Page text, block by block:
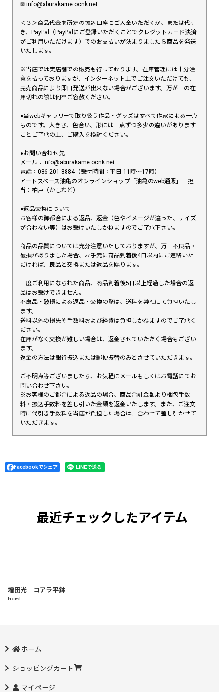
✉︎ info@aburakame.ocnk.net
＜３＞商品代金を所定の振込口座にご入金いただくか、または代引
き、PayPal（PayPalにご登録いただくことでクレジットカード決済
がご利用いただけます）でのお支払いが決まりましたら商品を発送
いたします。
※当店では実店舗での販売も行っております。在庫管理には十分注
意を払っておりますが、インターネット上でご注文いただけても、
完売商品により即日発送が出来ない場合がございます。万が一の在
庫切れの際は何卒ご容赦ください。
●当webギャラリーで取り扱う作品・グッズはすべて作家による一点
ものです。大きさ、色合い、形には一点ずつ多少の違いがあります
ことご了承の上、ご購入を検討ください。
●お問い合わせ先
メール：info@aburakame.ocnk.net
電話：086-201-8884（受付時間：平日 11時〜17時）
アートスペース油亀のオンラインショップ「油亀のweb通販」 担
当：柏戸（かしわど）
●返品交換について
お客様の御都合による返品、返金（色やイメージが違った、サイズ
が合わない等）はお受けいたしかねますのでご了承下さい。
商品の品質については充分注意いたしておりますが、万一不良品・
破損がありました場合、お手元に商品到着後4日以内にご連絡いた
だければ、良品と交換または返品を賜ります。
一度ご利用になられた商品、商品到着後5日以上経過した場合の返
品はお受けできません。
不良品・破損による返品・交換の際は、送料を弊社にて負担いたし
ます。
送料以外の損失や手数料および経費は負担しかねますのでご了承く
ださい。
在庫がなく交換が難しい場合は、返金させていただく場合もござい
ます。
返金の方法は銀行振込または郵便振替のみとさせていただきます。
ご不明点等ございましたら、お気軽にメールもしくはお電話にてお
問い合わせ下さい。
※お客様のご都合による返品の場合、商品合計金額より梱包手数
料・振込手数料を差し引いた金額を返金いたします。また、ご注文
時に代引き手数料を当店が負担した場合は、合わせて差し引かせて
いただきます。
Facebookでシェア
最近チェックしたアイテム
増田光 コアラ平鉢
17059
ホーム
ショッピングカート
マイページ